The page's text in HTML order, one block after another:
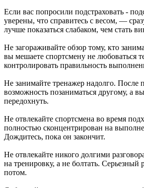
Если вас попросили под­страховать -
уверены, что справитесь с весом, —
лучше пока­заться слабаком, чем стать
Не загораживайте обзор тому, кто
вы мешаете спортсмену не любоваться
контролировать правильность
Не занимайте тренажер на­долго. После
возможность позаниматься другому, а
передохнуть.
Не отвлекайте спортсмена во время
полностью сконцентриро­ван на
Дождитесь, пока он закончит.
Не отвлекайте никого дол­гими
на тренировку, а не болтать. Серьезный
потом.